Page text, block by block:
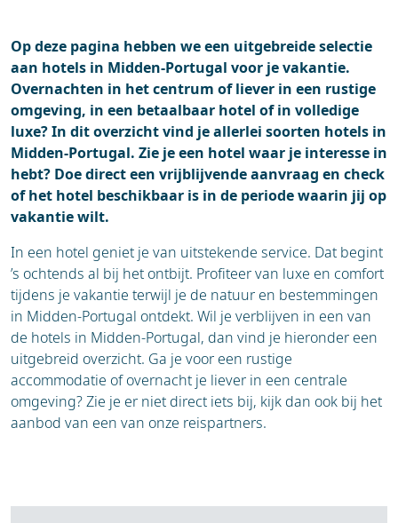
Op deze pagina hebben we een uitgebreide selectie
aan hotels in Midden-Portugal voor je vakantie.
Overnachten in het centrum of liever in een rustige
omgeving, in een betaalbaar hotel of in volledige
luxe? In dit overzicht vind je allerlei soorten hotels in
Midden-Portugal. Zie je een hotel waar je interesse in
hebt? Doe direct een vrijblijvende aanvraag en check
of het hotel beschikbaar is in de periode waarin jij op
vakantie wilt.
In een hotel geniet je van uitstekende service. Dat begint
’s ochtends al bij het ontbijt. Profiteer van luxe en comfort
tijdens je vakantie terwijl je de natuur en bestemmingen
in Midden-Portugal ontdekt. Wil je verblijven in een van
de hotels in Midden-Portugal, dan vind je hieronder een
uitgebreid overzicht. Ga je voor een rustige
accommodatie of overnacht je liever in een centrale
omgeving? Zie je er niet direct iets bij, kijk dan ook bij het
aanbod van een van onze reispartners.